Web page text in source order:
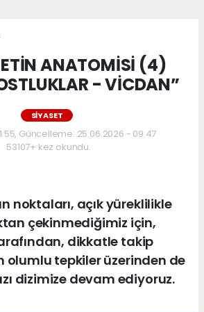
ANATOMİSİ (4)
- VİCDAN”
SİYASET
Güncelleme: 25.06.2026 - 09:47
53107+ kez okundu.
noktaları, açık yüreklilikle
çekinmediğimiz için,
dikkatle takip
olumlu tepkiler üzerinden de
dizimize devam ediyoruz.